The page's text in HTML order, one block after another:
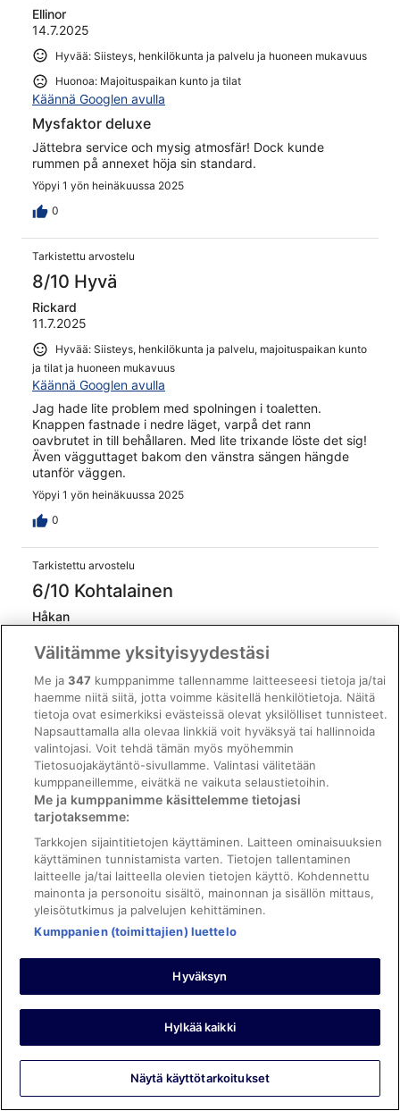
Ellinor
14.7.2025
Hyvää: Siisteys, henkilökunta ja palvelu ja huoneen mukavuus
Huonoa: Majoituspaikan kunto ja tilat
Käännä Googlen avulla
Mysfaktor deluxe
Jättebra service och mysig atmosfär! Dock kunde
rummen på annexet höja sin standard.
Yöpyi 1 yön heinäkuussa 2025
0
Tarkistettu arvostelu
8/10 Hyvä
Rickard
11.7.2025
Hyvää: Siisteys, henkilökunta ja palvelu, majoituspaikan kunto
ja tilat ja huoneen mukavuus
Käännä Googlen avulla
Jag hade lite problem med spolningen i toaletten.
Knappen fastnade i nedre läget, varpå det rann
oavbrutet in till behållaren. Med lite trixande löste det sig!
Även vägguttaget bakom den vänstra sängen hängde
utanför väggen.
Yöpyi 1 yön heinäkuussa 2025
0
Tarkistettu arvostelu
6/10 Kohtalainen
Håkan
Hyvää: Siisteys ja huoneen mukavuus
Käännä Googlen avulla
Nja
Kanonväder och njöt av det härliga poolområdet med 2
pooler. Restaurangen hade vi förväntat oss och äta något
gott från .... enkla halvfabrikat och hamburgare med
(goda) pommes. Frukost ok men saknade pankakor ...
Yöpyi 1 yön kesäkuussa 2025
0
Tarkistettu arvostelu
8/10 Hyvä
Carolina
18.6.2025
Hyvää: Siisteys, henkilökunta ja palvelu, majoituspaikan kunto
ja tilat ja huoneen mukavuus
Käännä Googlen avulla
0
Välitämme yksityisyydestäsi
Me ja347 kumppanimme tallennamme laitteeseesi tietoja ja/tai
haemme niitä siitä, jotta voimme käsitellä henkilötietoja. Näitä
tietoja ovat esimerkiksi evästeissä olevat yksilölliset tunnisteet.
Napsauttamalla alla olevaa linkkiä voit hyväksyä tai hallinnoida
valintojasi. Voit tehdä tämän myös myöhemmin
Tietosuojakäytäntö-sivullamme. Valintasi välitetään
kumppaneillemme, eivätkä ne vaikuta selaustietoihin.
Me ja kumppanimme käsittelemme tietojasi
tarjotaksemme:
Tarkkojen sijaintitietojen käyttäminen. Laitteen ominaisuuksien
käyttäminen tunnistamista varten. Tietojen tallentaminen
laitteelle ja/tai laitteella olevien tietojen käyttö. Kohdennettu
mainonta ja personoitu sisältö, mainonnan ja sisällön mittaus,
yleisötutkimus ja palvelujen kehittäminen.
Kumppanien (toimittajien) luettelo
Hyväksyn
Hylkää kaikki
Näytä käyttötarkoitukset